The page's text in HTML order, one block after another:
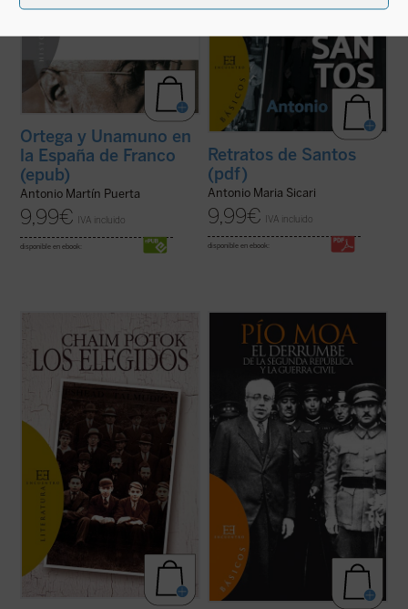
Ortega y Unamuno en
la España de Franco
(epub)
Antonio Martín Puerta
9,99€ IVA incluido
disponible en ebook:
Retratos de Santos
(pdf)
Antonio Maria Sicari
9,99€ IVA incluido
disponible en ebook:
amistad entre dos chicos de Brooklyn
alrededor de 1940. Reuven Malter es un
judío secularizado de padre intelectual y
sionista; Danny Saunders es el brillante hijo
y el legítimo heredero de un rabino ...
¿Llegó la Guerra Civil española por una
amenaza fascista a la que se vio obligada a
resistir la izquierda, o por un peligro
revolucionario que la derecha hubo de
repeler? ¿Quién comenzó la guerra? ¿Qué
papel tuvo en ello la revuelta de ...